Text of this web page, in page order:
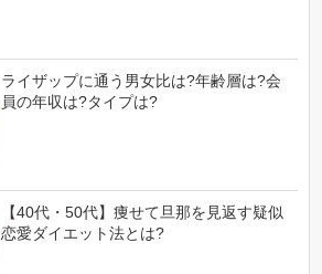
ライザップに通う男女比は?年齢層は?会
員の年収は?タイプは?
【40代・50代】痩せて旦那を見返す疑似
恋愛ダイエット法とは?